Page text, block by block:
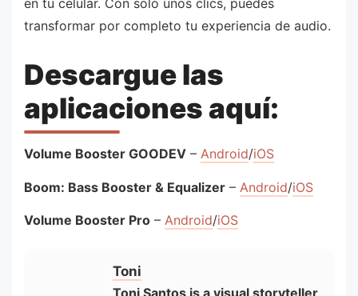
en tu celular. Con solo unos clics, puedes
transformar por completo tu experiencia de audio.
Descargue las
aplicaciones aquí:
Volume Booster GOODEV – Android/iOS
Boom: Bass Booster & Equalizer – Android/iOS
Volume Booster Pro – Android/iOS
Toni